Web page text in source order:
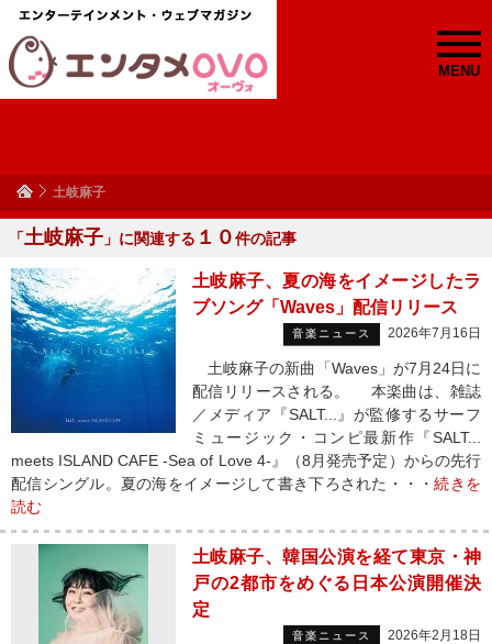
MENU
土岐麻子
「土岐麻子 」に関連する １０件の記事
土岐麻子、夏の海をイメージしたラ
ブソング「Waves」配信リリース
音楽ニュース 2026年7月16日
土岐麻子の新曲「Waves」が7月24日に
配信リリースされる。 本楽曲は、雑誌
／メディア『SALT...』が監修するサーフ
ミュージック・コンピ最新作『SALT...
meets ISLAND CAFE -Sea of Love 4-』（8月発売予定）からの先行
配信シングル。夏の海をイメージして書き下ろされた・・・続きを
読む
土岐麻子、韓国公演を経て東京・神
戸の2都市をめぐる日本公演開催決
定
音楽ニュース 2026年2月18日